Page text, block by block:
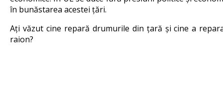
în bunăstarea acestei țări.
Ați văzut cine repară drumurile din țară și cine a
raion?